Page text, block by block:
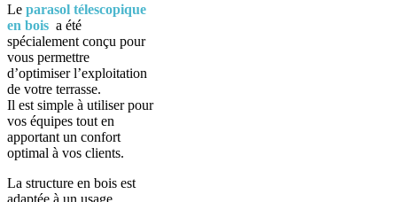
Le parasol télescopique
en bois a été
spécialement conçu pour
vous permettre
d’optimiser l’exploitation
de votre terrasse.
Il est simple à utiliser pour
vos équipes tout en
apportant un confort
optimal à vos clients.
La structure en bois est
adaptée à un usage